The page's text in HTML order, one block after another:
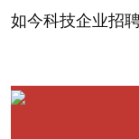
命，你会服用能
A. 会，只要不被
如今科技企业招